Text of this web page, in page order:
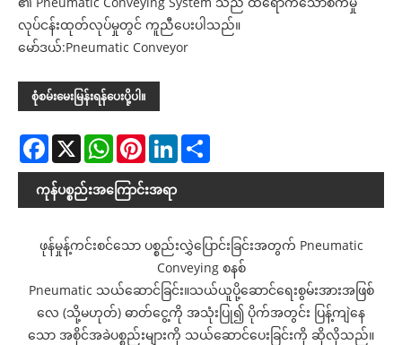
လုပ်ငန်းထုတ်လုပ်မှုတွင် ကူညီပေးပါသည်။
မော်ဒယ်:Pneumatic Conveyor
စုံစမ်းမေးမြန်းရန်ပေးပို့ပါ။
Facebook
X WhatsAppPinterestLinkedIn
ကုန်ပစ္စည်းအကြောင်းအရာ
ဖုန်မှုန့်ကင်းစင်သော ပစ္စည်းလွှဲပြောင်းခြင်းအတွက် Pneumatic
Conveying စနစ်
Pneumatic သယ်ဆောင်ခြင်း။သယ်ယူပို့ဆောင်ရေးစွမ်းအားအဖြစ်
လေ (သို့မဟုတ်) ဓာတ်ငွေ့ကို အသုံးပြု၍ ပိုက်အတွင်း ပြန့်ကျဲနေ
သော အစိုင်အခဲပစ္စည်းများကို သယ်ဆောင်ပေးခြင်းကို ဆိုလိုသည်။